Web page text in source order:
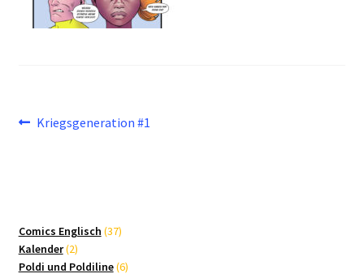
Beitragsnavigation
Vorheriger
Kriegsgeneration #1
Comics Englisch 3737
Kalender 22
Produkte
Poldi und Poldiline 66